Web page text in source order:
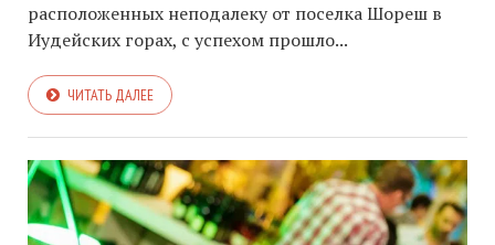
расположенных неподалеку от поселка Шореш в
Иудейских горах, с успехом прошло...
ЧИТАТЬ ДАЛЕЕ